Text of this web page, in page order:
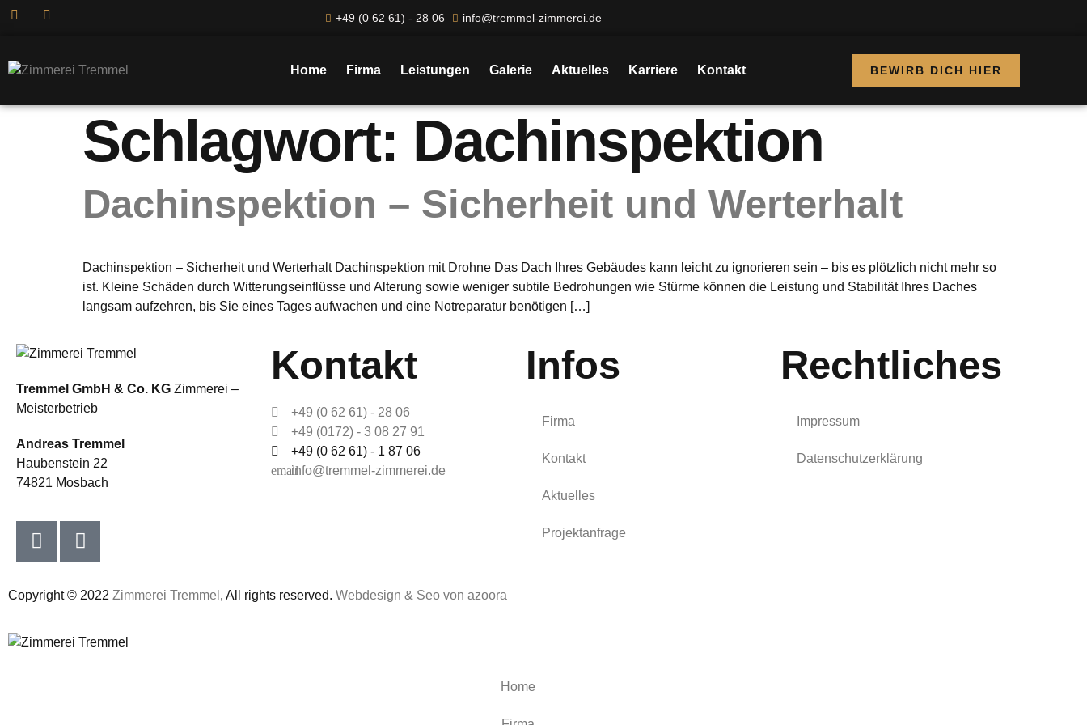
+49 (0 62 61) - 28 06 info@tremmel-zimmerei.de
Home Firma Leistungen Galerie Aktuelles Karriere Kontakt BEWIRB DICH HIER
Schlagwort: Dachinspektion
Dachinspektion – Sicherheit und Werterhalt
Dachinspektion – Sicherheit und Werterhalt Dachinspektion mit Drohne Das Dach Ihres Gebäudes kann leicht zu ignorieren sein – bis es plötzlich nicht mehr so
ist. Kleine Schäden durch Witterungseinflüsse und Alterung sowie weniger subtile Bedrohungen wie Stürme können die Leistung und Stabilität Ihres Daches
langsam aufzehren, bis Sie eines Tages aufwachen und eine Notreparatur benötigen […]
Tremmel GmbH & Co. KG Zimmerei –
Meisterbetrieb
Andreas Tremmel
Haubenstein 22
74821 Mosbach
Kontakt
+49 (0 62 61) - 28 06
+49 (0172) - 3 08 27 91
+49 (0 62 61) - 1 87 06
info@tremmel-zimmerei.de
Infos
Firma
Kontakt
Aktuelles
Projektanfrage
Rechtliches
Impressum
Datenschutzerklärung
Copyright © 2022 Zimmerei Tremmel , All rights reserved. Webdesign & Seo von azoora
Home